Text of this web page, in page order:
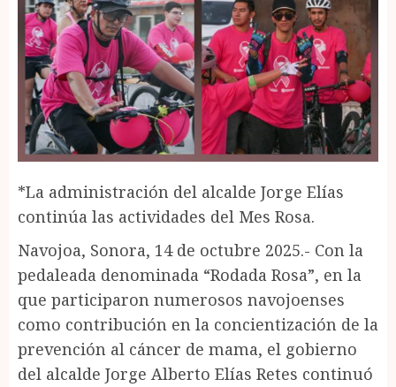
*La administración del alcalde Jorge Elías
continúa las actividades del Mes Rosa.
Navojoa, Sonora, 14 de octubre 2025.- Con la
pedaleada denominada “Rodada Rosa”, en la
que participaron numerosos navojoenses
como contribución en la concientización de la
prevención al cáncer de mama, el gobierno
del alcalde Jorge Alberto Elías Retes continuó